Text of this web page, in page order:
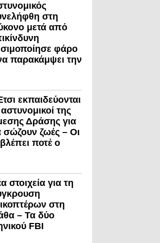
στη
μετά από
φάρο
παρακάμψει την
εκπαιδεύονται
αστυνομικοί της
Δράσης για
σώζουν ζωές – Οι
ποτέ ο
στοιχεία για τη
στη
– Τα δύο
FBI